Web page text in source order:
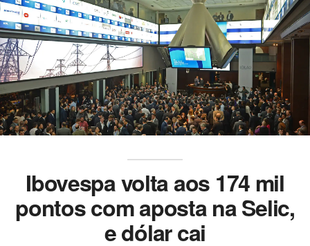
Ibovespa volta aos 174 mil
pontos com aposta na Selic,
e dólar cai